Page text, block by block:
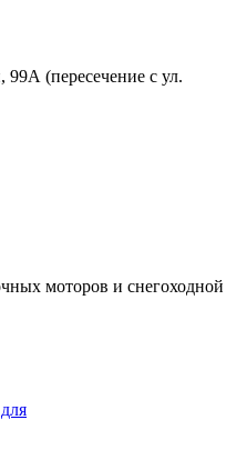
(пересечение с ул.
моторов и снегоходной